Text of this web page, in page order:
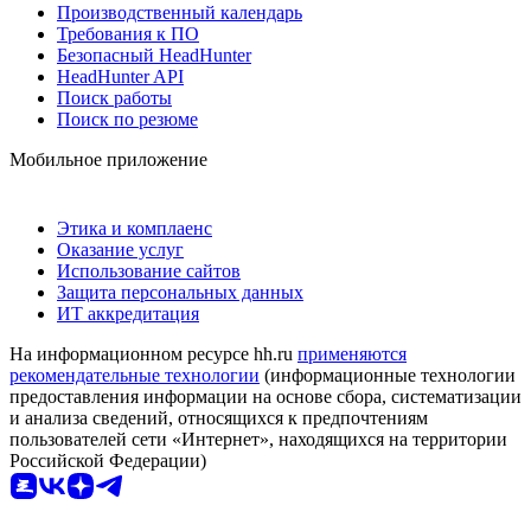
Производственный календарь
Требования к ПО
Безопасный HeadHunter
HeadHunter API
Поиск работы
Поиск по резюме
Мобильное приложение
Этика и комплаенс
Оказание услуг
Использование сайтов
Защита персональных данных
ИТ аккредитация
На информационном ресурсе hh.ru применяются
рекомендательные технологии (информационные технологии
предоставления информации на основе сбора, систематизации
и анализа сведений, относящихся к предпочтениям
пользователей сети «Интернет», находящихся на территории
Российской Федерации)